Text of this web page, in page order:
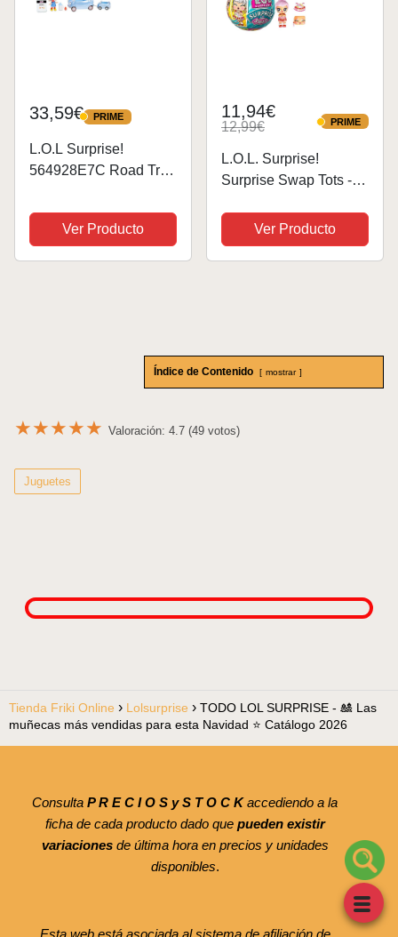
33,59€ PRIME
PRIME
L.O.L Surprise!
564928E7C Road Trip
hacer bebé juguete
para niños UNbox 10+
Ver Producto
11,94€
12,99€ PRIME
PRIME
L.O.L. Surprise!
Surprise Swap Tots - 1
de un Surtido de 9 con
Expresión Extra y 2
Looks en Uno -
Ver Producto
Índice de Contenido mostrar
★★★★★ Valoración: 4.7 (49 votos)
Juguetes
Tienda Friki Online Lolsurprise
TODO LOL SURPRISE - 🎎 Las
muñecas más vendidas para esta Navidad ⭐ Catálogo 2026
Consulta P R E C I O S y S T O C Kaccediendo a la
ficha de cada producto dado que pueden existir
variacionesde última hora en precios y unidades
disponibles.